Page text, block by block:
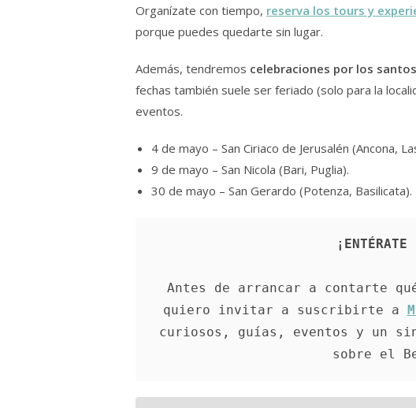
Organízate con tiempo, reserva los tours y
porque puedes quedarte sin lugar.
Además, tendremos celebraciones por los
fechas también suele ser feriado (solo para la
eventos.
4 de mayo – San Ciriaco de Jerusalén (Ancona,
9 de mayo – San Nicola (Bari, Puglia).
30 de mayo – San Gerardo (Potenza, Basilicata).
¡ENTÉRATE
Antes de arrancar a contarte
quiero invitar a suscribirte a
curiosos, guías, eventos y un
sobre el